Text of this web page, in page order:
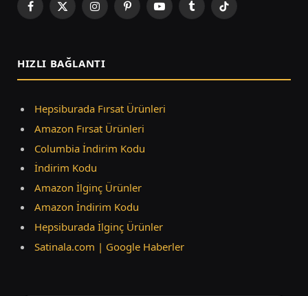
Facebook
X
InstagramPinterestYouTubeTumblrTikTok
HIZLI BAĞLANTI
Hepsiburada Fırsat Ürünleri
Amazon Fırsat Ürünleri
Columbia İndirim Kodu
İndirim Kodu
Amazon İlginç Ürünler
Amazon İndirim Kodu
Hepsiburada İlginç Ürünler
Satinala.com | Google Haberler